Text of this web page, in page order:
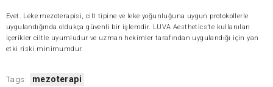
Evet. Leke mezoterapisi, cilt tipine ve leke yoğunluğuna uygun protokollerle
uygulandığında oldukça güvenli bir işlemdir. LUVA Aesthetics’te kullanılan
içerikler ciltle uyumludur ve uzman hekimler tarafından uygulandığı için yan
etki riski minimumdur.
Tags: mezoterapi